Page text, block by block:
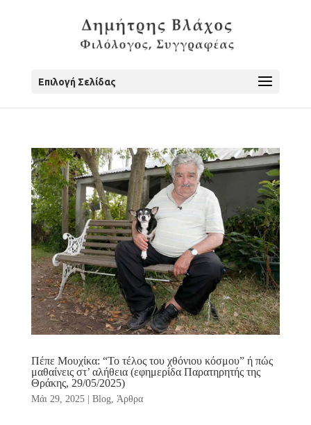
Επιλογή Σελίδας
Πέπε Μουχίκα: “Το τέλος του χθόνιου κόσμου” ή πώς
μαθαίνεις στ’ αλήθεια (εφημερίδα Παρατηρητής της
Θράκης, 29/05/2025)
Μάι 29, 2025| Blog, Άρθρα